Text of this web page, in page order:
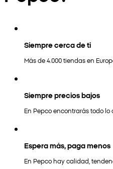
Siempre cerca de ti
Más de 4.000 tiendas en
Siempre precios bajos
En Pepco encontrarás todo lo
Espera más, paga menos
En Pepco hay calidad,